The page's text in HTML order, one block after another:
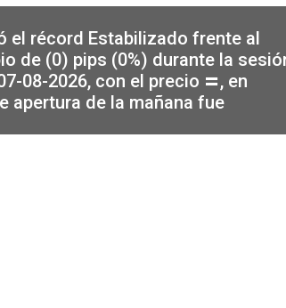
el récord Estabilizado frente al
de (0) pips (0%) durante la
08-2026, con el precio ⏸ , en
apertura de la mañana fue